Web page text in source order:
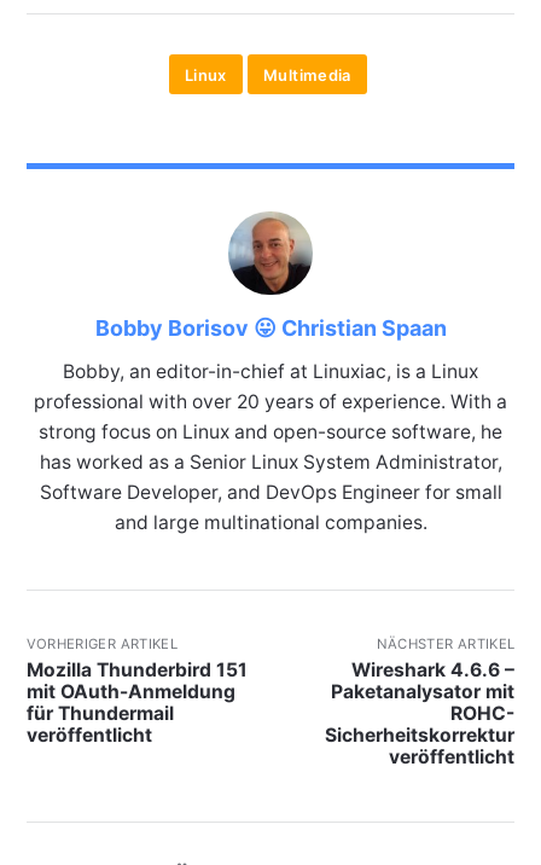
Linux Multimedia
Bobby Borisov 😛 Christian Spaan
Bobby, an editor-in-chief at Linuxiac, is a Linux
professional with over 20 years of experience. With a
strong focus on Linux and open-source software, he
has worked as a Senior Linux System Administrator,
Software Developer, and DevOps Engineer for small
and large multinational companies.
VORHERIGER ARTIKEL
Mozilla Thunderbird 151
mit OAuth-Anmeldung
für Thundermail
veröffentlicht
NÄCHSTER ARTIKEL
Wireshark 4.6.6 –
Paketanalysator mit
ROHC-
Sicherheitskorrektur
veröffentlicht